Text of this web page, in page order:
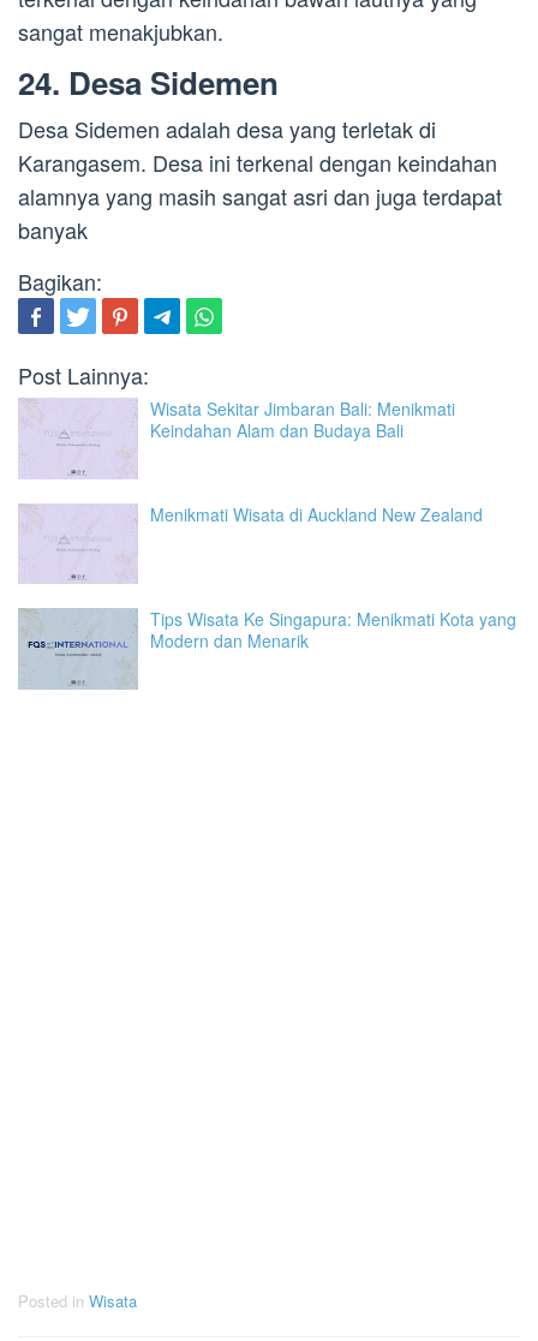
sangat menakjubkan.
24. Desa Sidemen
Desa Sidemen adalah desa yang terletak di
Karangasem. Desa ini terkenal dengan keindahan
alamnya yang masih sangat asri dan juga terdapat
banyak
Bagikan:
Post Lainnya:
Wisata Sekitar Jimbaran Bali: Menikmati
Keindahan Alam dan Budaya Bali
Menikmati Wisata di Auckland New Zealand
Tips Wisata Ke Singapura: Menikmati Kota yang
Modern dan Menarik
Posted in Wisata